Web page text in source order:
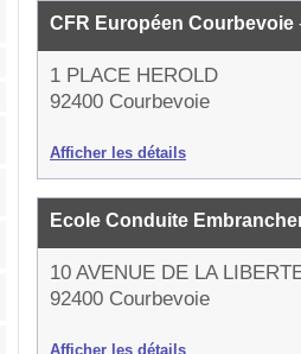
CFR Européen Courbevoie
1 PLACE HEROLD
92400 Courbevoie
Afficher les détails
Ecole Conduite
10 AVENUE DE LA
92400 Courbevoie
Afficher les détails